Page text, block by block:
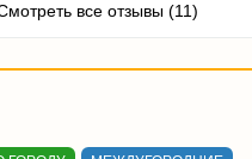
все отзывы (11)